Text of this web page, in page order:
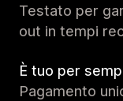
Testato per
out in tempi
È tuo per
Pagamento